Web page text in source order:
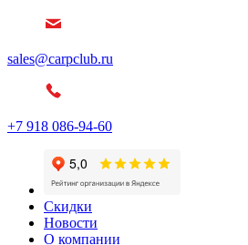
sales@carpclub.ru
+7 918 086-94-60
Скидки
Новости
О компании